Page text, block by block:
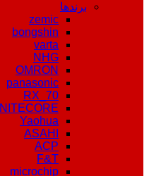
برندها
zemic
bongshin
varta
NHG
OMRON
panasonic
RX_70
NITECORE
Yaohua
ASAHI
ACP
F&T
microchip